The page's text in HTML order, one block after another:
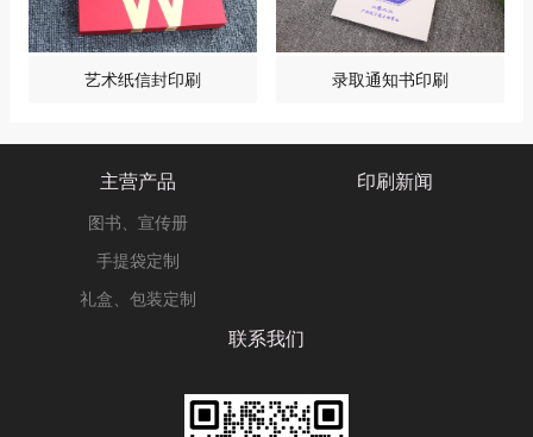
艺术纸信封印刷 录取通知书印刷
主营产品
图书、宣传册
手提袋定制
礼盒、包装定制
印刷新闻
联系我们